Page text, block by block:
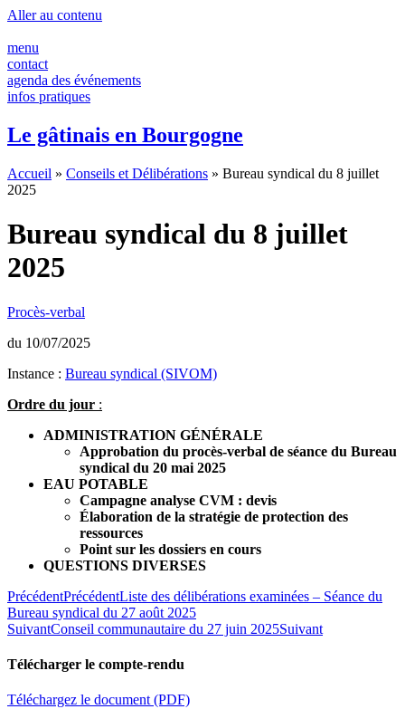
Panneau de gestion des cookies
Aller au contenu
menu
contact
agenda des événements
infos pratiques
Le gâtinais en Bourgogne
Accueil » Conseils et Délibérations » Bureau syndical du 8 juillet
2025
Bureau syndical du 8 juillet
2025
Procès-verbal
du 10/07/2025
Instance : Bureau syndical (SIVOM)
Ordre du jour :
ADMINISTRATION GÉNÉRALE
Approbation du procès-verbal de séance du Bureau
syndical du 20 mai 2025
EAU POTABLE
Campagne analyse CVM : devis
Élaboration de la stratégie de protection des
ressources
Point sur les dossiers en cours
QUESTIONS DIVERSES
PrécédentPrécédentListe des délibérations examinées – Séance du
Bureau syndical du 27 août 2025
SuivantConseil communautaire du 27 juin 2025Suivant
Télécharger le compte-rendu
Téléchargez le document (PDF)